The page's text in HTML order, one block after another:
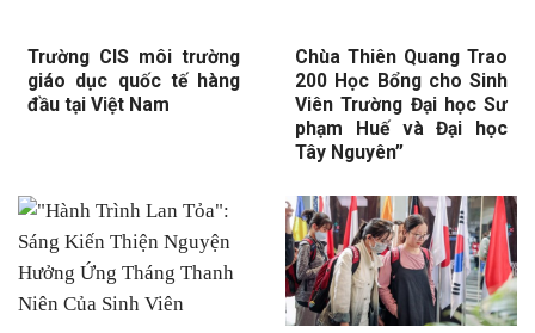
Trường CIS môi trường
giáo dục quốc tế hàng
đầu tại Việt Nam
Chùa Thiên Quang Trao
200 Học Bổng cho Sinh
Viên Trường Đại học Sư
phạm Huế và Đại học
Tây Nguyên”